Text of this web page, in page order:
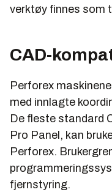
verktøy finnes som
CAD-
Perforex
med innlagte
De fleste standard
Pro Panel, kan
Perforex.
fjernstyring.